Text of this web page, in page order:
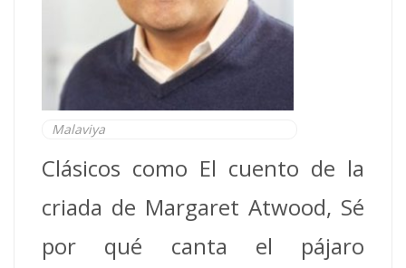
Malaviya
Clásicos como El cuento de la
criada de Margaret Atwood, Sé
por qué canta el pájaro